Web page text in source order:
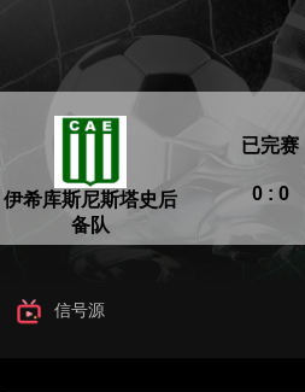
伊希库斯尼斯塔史后
备队
0 : 0
已完赛
信号源